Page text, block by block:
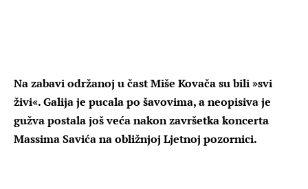
Na zabavi održanoj u čast Miše Kovača su bili »svi
živi«. Galija je pucala po šavovima, a neopisiva je
gužva postala još veća nakon završetka koncerta
Massima Savića na obližnjoj Ljetnoj pozornici.